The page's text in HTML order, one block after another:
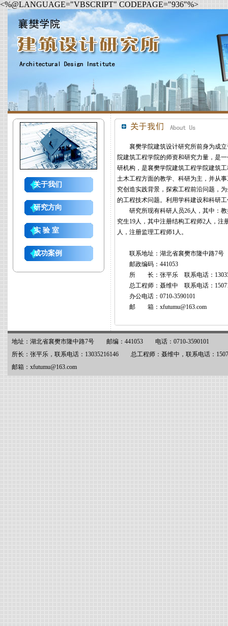
<%@LANGUAGE="VBSCRIPT" CODEPAGE="936"%>
关于我们
研究方向
实 验 室
成功案例
襄樊学院建筑设计研究所前身为成立
院建筑工程学院的师资和研究力量，是
研机构，是襄樊学院建筑工程学院建筑
土木工程方面的教学、科研为主，并从
究创造实践背景，探索工程前沿问题，
的工程技术问题。利用学科建设和科研
研究所现有科研人员26人，其中：教
究生19人，其中注册结构工程师2人，注
人，注册监理工程师1人。
联系地址：湖北省襄樊市隆中路7号
邮政编码：441053
所 长：张平乐 联系电话：
总工程师：聂维中 联系电话：
办公电话：0710-3590101
邮 箱：xfutumu@163.com
地址：湖北省襄樊市隆中路7号 邮编：441053 电话：0710-3590101
所长：张平乐，联系电话：13035216146 总工程师：聂维中，联系电话：
邮箱：xfutumu@163.com